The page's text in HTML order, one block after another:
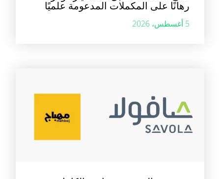
رهانًا على المكملات المدعومة علميًا